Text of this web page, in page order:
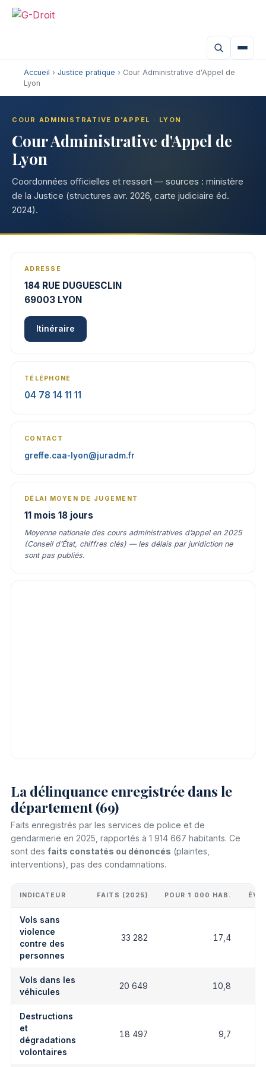
Aller
Accueil › Justice pratique › Cour Administrative d'Appel de
Lyon
COUR ADMINISTRATIVE D'APPEL · LYON
Cour Administrative d'Appel de
Lyon
Coordonnées officielles et ressort — sources : ministère
de la Justice (structures avr. 2026, carte judiciaire éd.
2024).
ADRESSE
184 RUE DUGUESCLIN
69003 LYON
Itinéraire
TÉLÉPHONE
04 78 14 11 11
CONTACT
greffe.caa-lyon@juradm.fr
DÉLAI MOYEN DE JUGEMENT
11 mois 18 jours
Moyenne nationale des cours administratives d’appel en 2025
(Conseil d’État, chiffres clés) — les délais par juridiction ne
sont pas publiés.
La délinquance enregistrée dans le
département (69)
Faits enregistrés par les services de police et de
gendarmerie en 2025, rapportés à 1 914 667 habitants. Ce
sont des faits constatés ou dénoncés (plaintes,
interventions), pas des condamnations.
INDICATEUR FAITS (2025) POUR 1 000 HAB.
Vols sans
violence
contre des
personnes
33 282 17,4
Vols dans les
véhicules
20 649 10,8
Destructions
et
dégradations
volontaires
18 497 9,7